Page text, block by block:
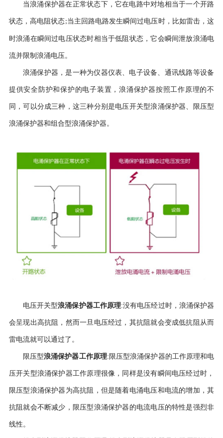
当浪涌保护器在正常状态下，它在电路中对地相当于一个开路
状态，高电阻状态;当主回路电路发生瞬间过电压时，比如雷击，这
时浪涌在瞬间过电压状态时相当于低阻状态，它会瞬间泄放浪涌电
流并限制浪涌电压。
浪涌保护器，是一种为仪器仪表、电子设备、通讯线路等设备
提供安全防护和保护的电子装置，浪涌保护器按照工作原理的不
同，可以分成三种，这三种分别是电压开关型浪涌保护器、限压型
浪涌保护器和组合型浪涌保护器。
电压开关型浪涌保护器工作原理:没有电压经过时，浪涌保护器
会呈现出高抗阻，然而一旦电压经过，其抗阻就会变成低抗阻从而
雷电流就可以通过了。
限压型浪涌保护器工作原理: 限压型浪涌保护器的工作原理和电
压开关型浪涌保护器工作原理很像，同样是没有瞬间电压经过时，
限压型浪涌保护器为高抗阻，但是随着电涌电压和电流的增加，其
抗阻就会不断减少，限压型浪涌保护器的电流电压的特性是强烈非
线性。